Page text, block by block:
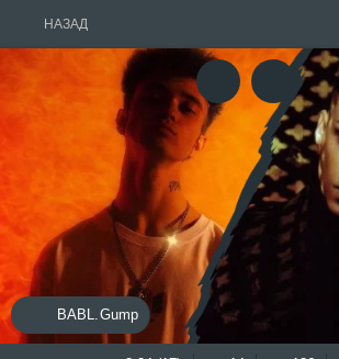
НАЗАД
BABL.Gump